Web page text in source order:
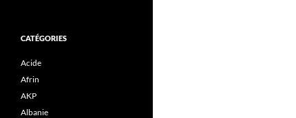
CATÉGORIES
Acide
Afrin
AKP
Albanie